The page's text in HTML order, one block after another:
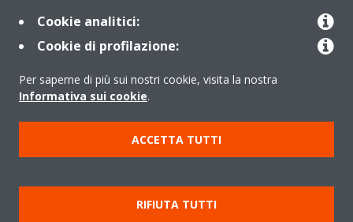
Periodo di supporto definito
Gruppo Daikin Europe
Copyright © Daikin
Cookies Policy
Policy sulla protezione dei dati
Termini di Garanzia
Regolamenti
Informativa Legale
Cerca Prodotto
Data Act
Cookie analitici:
Cookie di profilazione:
Per saperne di più sui nostri cookie, visita la nostra
Informativa sui cookie.
ACCETTA TUTTI
RIFIUTA TUTTI